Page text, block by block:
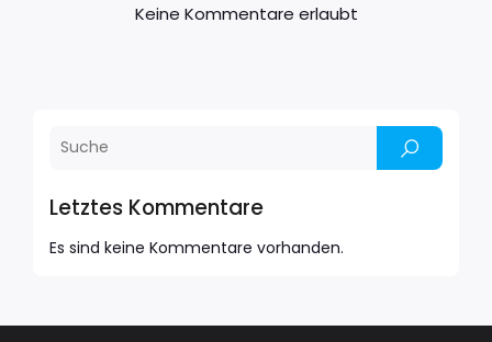
Letztes Kommentare
Es sind keine Kommentare vorhanden.
Keine Kommentare erlaubt